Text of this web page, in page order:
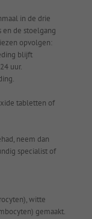
in de drie
en de stoelgang
opvolgen:
blijft
uur.
tabletten of
neem dan
specialist of
witte
gemaakt.